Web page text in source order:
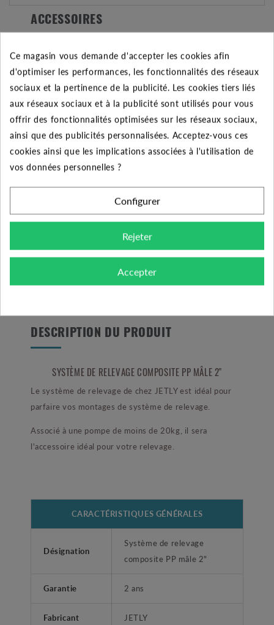
ACCESSOIRES
50.70 €
Ajouter au panier
62.81 €
Ajouter au panier
DESCRIPTION DU PRODUIT
SYSTÈME DE RELEVAGE COMPOSITE PP MÂLE 2"
Le système de relevage de chez JETLY est idéal pour
parfaire vos montages de système de relevage.
Associé à une pompe de moins de 20kg, il sera
l'accessoire idéal pour votre relevage.
CARACTÉRISTIQUES GÉNÉRALES
Désignation
Système de relevage
composite PP mâle 2"
Garantie 2 ans
Fabricant JETLY
Ce magasin vous demande d'accepter les cookies afin
d'optimiser les performances, les fonctionnalités des réseaux
sociaux et la pertinence de la publicité. Les cookies tiers liés
aux réseaux sociaux et à la publicité sont utilisés pour vous
offrir des fonctionnalités optimisées sur les réseaux sociaux,
ainsi que des publicités personnalisées. Acceptez-vous ces
cookies ainsi que les implications associées à l'utilisation de
vos données personnelles ?
Configurer
Rejeter
Accepter